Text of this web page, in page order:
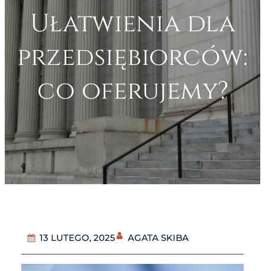
Ułatwienia dla
przedsiębiorców:
co oferujemy?
13 LUTEGO, 2025 AGATA SKIBA